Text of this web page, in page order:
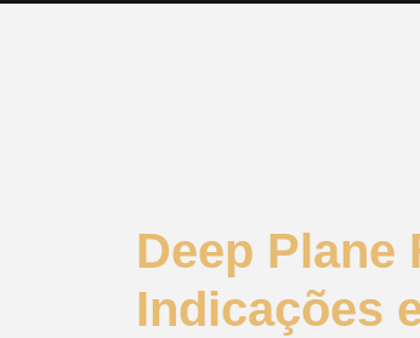
Deep
Indicações